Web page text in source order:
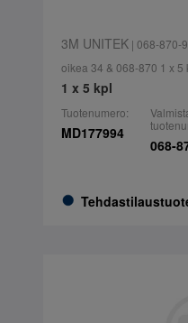
3M UNITEK| 068-870-
oikea 34 & 068-870 1 x 5
1 x 5 kpl
Tuotenumero:
MD177994
068-